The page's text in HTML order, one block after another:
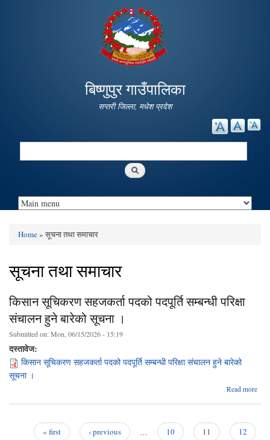
main
content
बिष्णुपुर गाउँपालिका
सप्तरी जिल्ला, मधेश प्रदेश
Search
You are here
Home» सूचना तथा समाचार
सूचना तथा समाचार
किसान सूचिकरण सहजकर्ता पदको पदपूर्ति सम्बन्धी परिक्षा
संचालन हुने बारेको सूचना ।
Submitted on:Mon, 06/15/2026 - 15:19
दस्तावेज:
किसान सूचिकरण सहजकर्ता पदको पदपूर्ति सम्बन्धी परिक्षा संचालन हुने बारेको
सूचना ।
Read more
« first ‹ previous … 10 11
12